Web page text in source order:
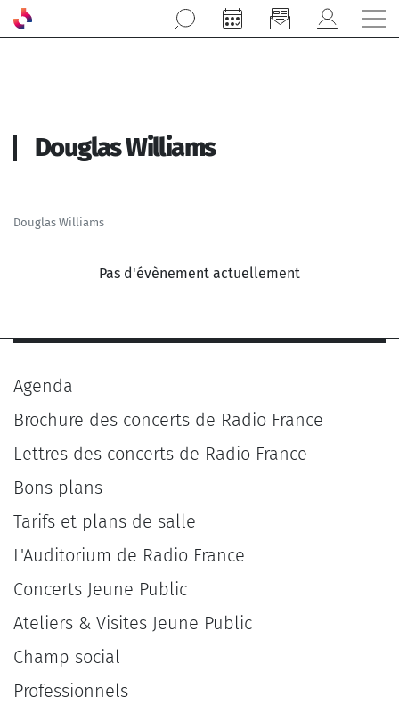
Aller au contenu principal
Douglas Williams
Douglas Williams
Pas d'évènement actuellement
Agenda
Brochure des concerts de Radio France
Lettres des concerts de Radio France
Bons plans
Tarifs et plans de salle
L'Auditorium de Radio France
Concerts Jeune Public
Ateliers & Visites Jeune Public
Champ social
Professionnels